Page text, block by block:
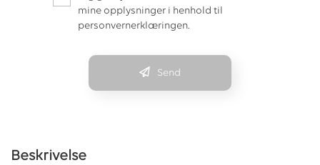
mine opplysninger i henhold til
personvernerklæringen.
Send
Beskrivelse